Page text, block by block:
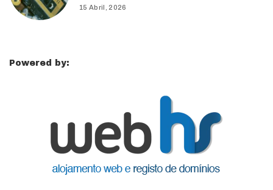
15 Abril, 2026
Powered by: